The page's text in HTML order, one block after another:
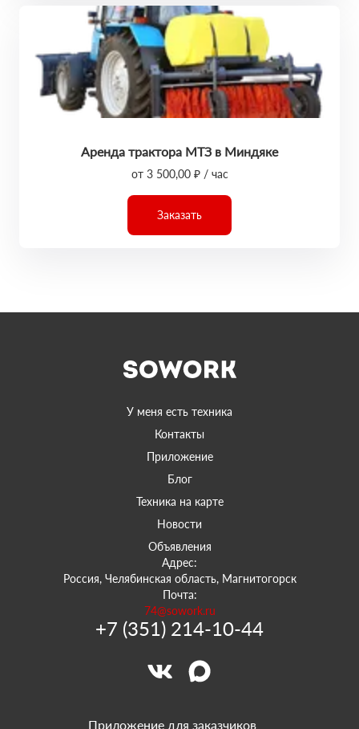
Аренда трактора МТЗ в Миндяке
от 3 500,00 ₽ / час
Заказать
У меня есть техника
Контакты
Приложение
Блог
Техника на карте
Новости
Объявления
Адрес:
Россия, Челябинская область, Магнитогорск
Почта:
74@sowork.ru
+7 (351) 214-10-44
Приложение для заказчиков